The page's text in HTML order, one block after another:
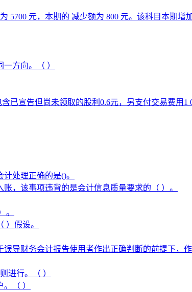
5700 元，本期的 减少额为 800 元。该科目本期增
方向。（ ）
已宣告但尚未领取的股利0.6元，另支付交易费
处理正确的是()。
，该事项违背的是会计信息质量要求的（ ）。
。
）假设。
导财务会计报告使用者作出正确判断的前提下，
进行。（ ）
（ ）